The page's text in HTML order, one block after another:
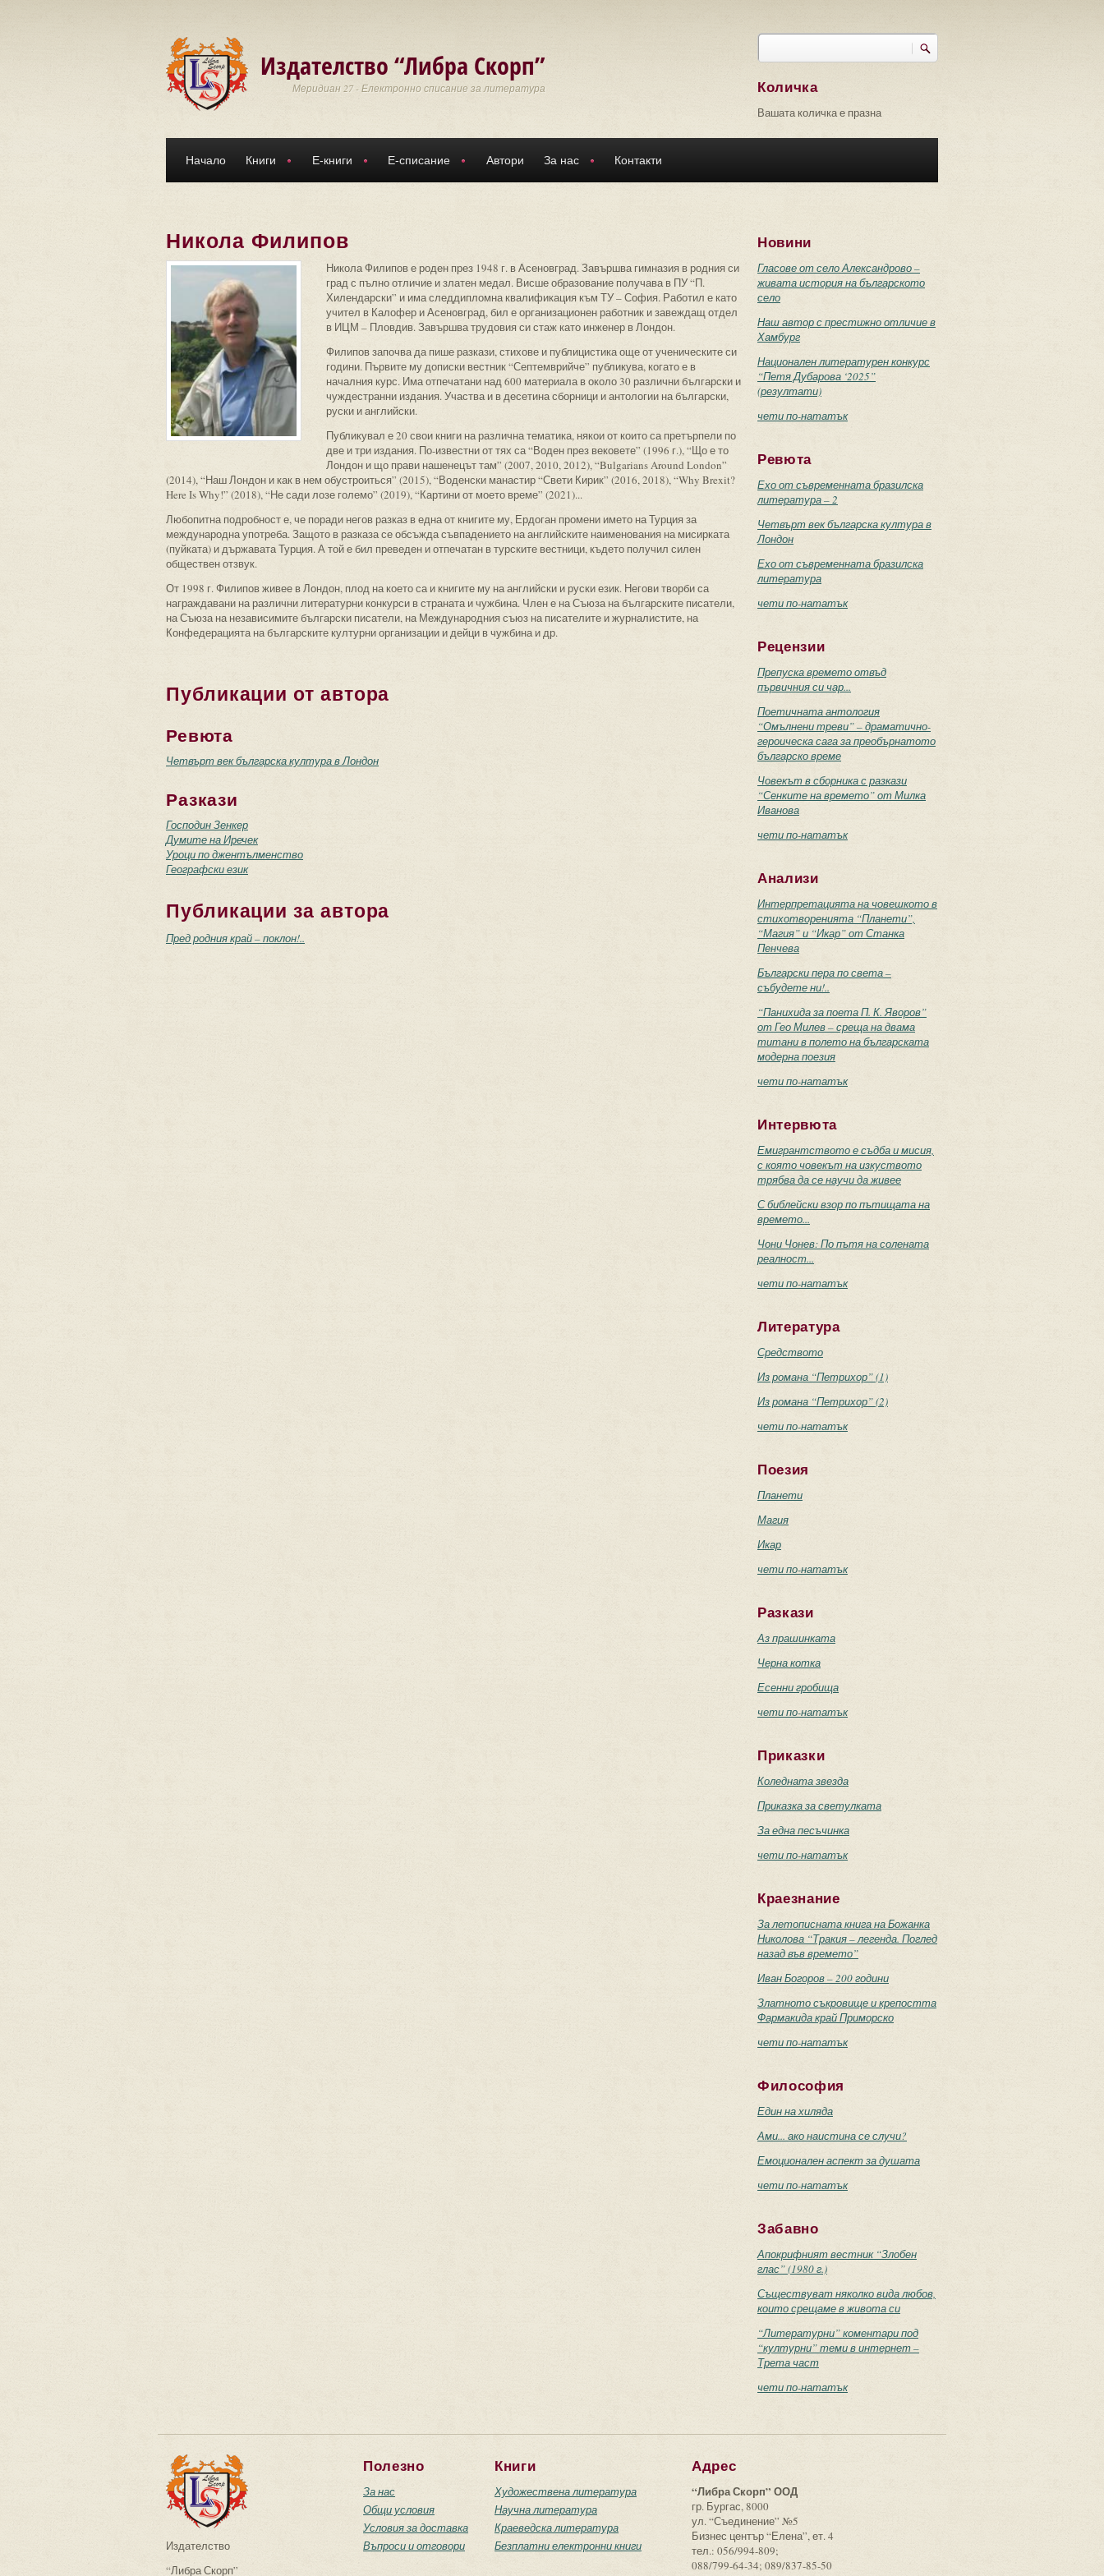
Издателство “Либра Скорп”
Меридиан 27 - Електронно списание за литература
Търси
Количка
Вашата количка е празна
Начало Книги Е-книги Е-списание Автори За нас Контакти
Никола Филипов
Никола Филипов е роден през 1948 г. в Асеновград. Завършва гимназия в родния си
град с пълно отличие и златен медал. Висше образование получава в ПУ “П.
Хилендарски” и има следдипломна квалификация към ТУ – София. Работил е като
учител в Калофер и Асеновград, бил е организационен работник и завеждащ отдел
в ИЦМ – Пловдив. Завършва трудовия си стаж като инженер в Лондон.
Филипов започва да пише разкази, стихове и публицистика още от ученическите си
години. Първите му дописки вестник “Септемврийче” публикува, когато е в
началния курс. Има отпечатани над 600 материала в около 30 различни български и
чуждестранни издания. Участва и в десетина сборници и антологии на български,
руски и английски.
Публикувал е 20 свои книги на различна тематика, някои от които са претърпели по
две и три издания. По-известни от тях са “Воден през вековете” (1996 г.), “Що е то
Лондон и що прави нашенецът там” (2007, 2010, 2012), “Bulgarians Around London”
(2014), “Наш Лондон и как в нем обустроиться” (2015), “Воденски манастир “Свети Кирик” (2016, 2018), “Why Brexit?
Here Is Why!” (2018), “Не сади лозе големо” (2019), “Картини от моето време” (2021)...
Любопитна подробност е, че поради негов разказ в една от книгите му, Ердоган промени името на Турция за
международна употреба. Защото в разказа се обсъжда съвпадението на английските наименования на мисирката
(пуйката) и държавата Турция. А той е бил преведен и отпечатан в турските вестници, където получил силен
обществен отзвук.
От 1998 г. Филипов живее в Лондон, плод на което са и книгите му на английски и руски език. Негови творби са
награждавани на различни литературни конкурси в страната и чужбина. Член е на Съюза на българските писатели,
на Съюза на независимите български писатели, на Международния съюз на писателите и журналистите, на
Конфедерацията на българските културни организации и дейци в чужбина и др.
Публикации от автора
Ревюта
Четвърт век българска култура в Лондон
Разкази
Господин Зенкер
Думите на Иречек
Уроци по джентълменство
Географски език
Публикации за автора
Пред родния край – поклон!..
Новини
Гласове от село Александрово –
живата история на българското
село
Наш автор с престижно отличие в
Хамбург
Национален литературен конкурс
“Петя Дубарова ‘2025”
(резултати)
чети по-нататък
Ревюта
Ехо от съвременната бразилска
литература – 2
Четвърт век българска култура в
Лондон
Ехо от съвременната бразилска
литература
чети по-нататък
Рецензии
Препуска времето отвъд
първичния си чар...
Поетичната антология
“Омълнени треви” – драматично-
героическа сага за преобърнатото
българско време
Човекът в сборника с разкази
“Сенките на времето” от Милка
Иванова
чети по-нататък
Анализи
Интерпретацията на човешкото в
стихотворенията “Планети”,
“Магия” и “Икар” от Станка
Пенчева
Български пера по света –
събудете ни!..
“Панихида за поета П. К. Яворов”
от Гео Милев – среща на двама
титани в полето на българската
модерна поезия
чети по-нататък
Интервюта
Емигрантството е съдба и мисия,
с която човекът на изкуството
трябва да се научи да живее
С библейски взор по пътищата на
времето...
Чони Чонев: По пътя на солената
реалност...
чети по-нататък
Литература
Средството
Из романа “Петрихор” (1)
Из романа “Петрихор” (2)
чети по-нататък
Поезия
Планети
Магия
Икар
чети по-нататък
Разкази
Аз прашинката
Черна котка
Есенни гробища
чети по-нататък
Приказки
Коледната звезда
Приказка за светулката
За една песъчинка
чети по-нататък
Краезнание
За летописната книга на Божанка
Николова “Тракия – легенда. Поглед
назад във времето”
Иван Богоров – 200 години
Златното съкровище и крепостта
Фармакида край Приморско
чети по-нататък
Философия
Един на хиляда
Ами... ако наистина се случи?
Емоционален аспект за душата
чети по-нататък
Забавно
Апокрифният вестник “Злобен
глас” (1980 г.)
Съществуват няколко вида любов,
които срещаме в живота си
“Литературни” коментари под
“културни” теми в интернет –
Трета част
чети по-нататък
Издателство
“Либра Скорп”
Полезно
За нас
Общи условия
Условия за доставка
Въпроси и отговори
Книги
Художествена литература
Научна литература
Краеведска литература
Безплатни електронни книги
Адрес
“Либра Скорп” ООД
гр. Бургас, 8000
ул. “Съединение” №5
Бизнес център “Елена”, ет. 4
тел.: 056/994-809;
088/799-64-34; 089/837-85-50